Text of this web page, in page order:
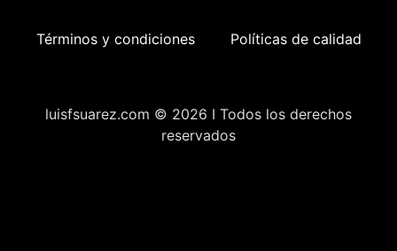
Términos y condiciones Políticas de calidad
luisfsuarez.com © 2026 I Todos los derechos
reservados